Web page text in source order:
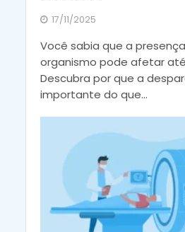
17/11/2025
Você sabia que a
organismo pode afetar
Descubra por que a
importante do que...